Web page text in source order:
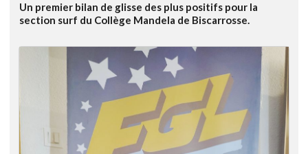
Un premier bilan de glisse des plus positifs pour la
section surf du Collège Mandela de Biscarrosse.